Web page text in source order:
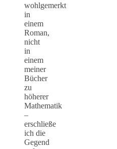
wohlgemerkt
in
einem
Roman,
nicht
in
einem
meiner
Bücher
zu
höherer
Mathematik
–
erschließe
ich die
Gegend